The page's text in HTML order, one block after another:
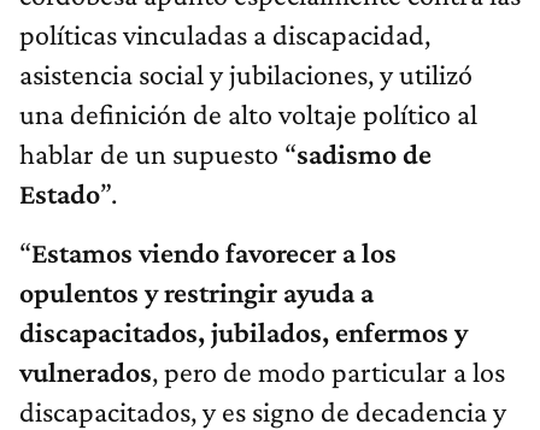
políticas vinculadas a discapacidad,
asistencia social y jubilaciones, y utilizó
una definición de alto voltaje político al
hablar de un supuesto “sadismo de
Estado”.
“Estamos viendo favorecer a los
opulentos y restringir ayuda a
discapacitados, jubilados, enfermos y
vulnerados, pero de modo particular a los
discapacitados, y es signo de decadencia y